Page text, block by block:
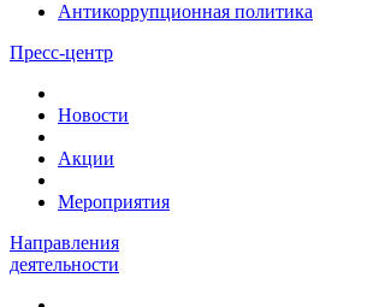
Антикоррупционная политика
Пресс-центр
Новости
Акции
Мероприятия
Направления
деятельности